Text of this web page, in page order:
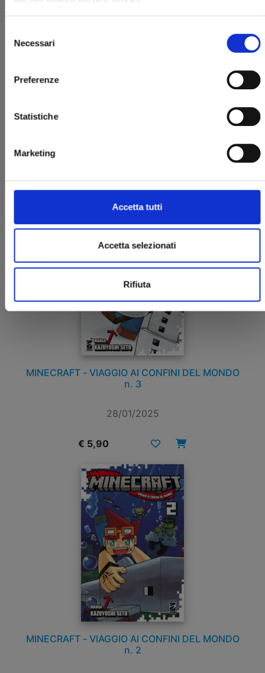
delNecessari
Preferenze
Statistiche
Marketing
Accetta tutti
Accetta selezionati
Rifiuta
MINECRAFT - VIAGGIO AI CONFINI DEL MONDO
€ 5,90
MINECRAFT - VIAGGIO AI CONFINI DEL MONDO
n. 3
28/01/2025
€ 5,90
MINECRAFT - VIAGGIO AI CONFINI DEL MONDO
n. 2